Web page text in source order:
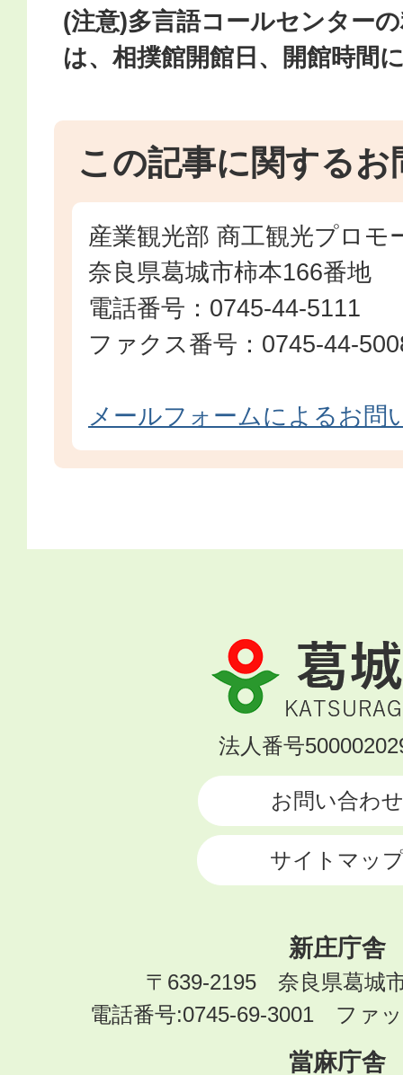
(注意)多言語コールセンター
は、相撲館開館日、開館時間
この記事に関するお
産業観光部 商工観光プロモ
奈良県葛城市柿本166番地
電話番号：0745-44-5111
ファクス番号：0745-44-
メールフォームによるお問
葛
城
市
KATSURAGI
法人番号
お問い合わせ
サイトマッ
新庄庁舎
〒639-2195 奈良県葛城
電話番号:0745-69-3001 ファ
當麻庁舎